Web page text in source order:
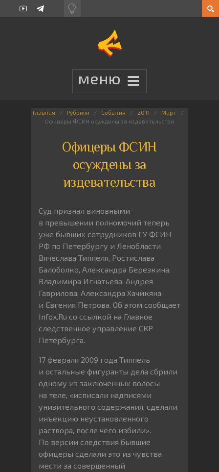
Главная Рубрики События 2011
Март
Офицеры ФСИН осуждены за издевательства
Офицеры ФСИН
осуждены за
издевательства
Суд признал виновными
в превышении полномочий теперь
уже бывших сотрудников ГУ ФСИН
РФ по Петербургу и Ленобласти
Вячеслава Типпеля, Ростислава
Балоболко, Александра Березкина,
Владимира Игнатьева, Андрея
Гаврилова, Александра Хачикяна
и Евгения Петрова. Об этом сообщает
Infox.Ru со ссылкой на Главное
следственное управление СКР
Петербурга.
17 февраля 2009 года Типпель
и остальные фигуранты дела сбрили
одному из заключенных волосы
на теле, «исписали надписями
унизительного содержания, сделали
инъекцию неустановленного
раствора, после чего избили».
По версии следствия бывшие
офицеры сделали это из чувства
мести за совершенный